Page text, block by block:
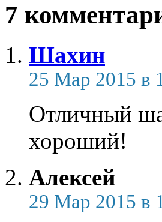
7
Шахин
25 Мар 2015 в
Отличный
хороший!
Алексей
29 Мар 2015 в